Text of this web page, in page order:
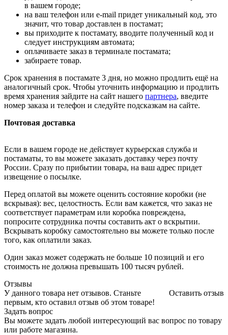
в вашем городе;
на ваш телефон или e-mail придет уникальный код, это
значит, что товар доставлен в постамат;
вы приходите к постамату, вводите полученный код и
следует инструкциям автомата;
оплачиваете заказ в терминале постамата;
забираете товар.
Срок хранения в постамате 3 дня, но можно продлить ещё на
аналогичный срок. Чтобы уточнить информацию и продлить
время хранения зайдите на сайт нашего партнера, введите
номер заказа и телефон и следуйте подсказкам на сайте.
Почтовая доставка
Если в вашем городе не действует курьерская служба и
постаматы, то вы можете заказать доставку через почту
России. Сразу по прибытии товара, на ваш адрес придет
извещение о посылке.
Перед оплатой вы можете оценить состояние коробки (не
вскрывая): вес, целостность. Если вам кажется, что заказ не
соответствует параметрам или коробка повреждена,
попросите сотрудника почты составить акт о вскрытии.
Вскрывать коробку самостоятельно вы можете только после
того, как оплатили заказ.
Один заказ может содержать не больше 10 позиций и его
стоимость не должна превышать 100 тысяч рублей.
Отзывы
Оставить отзыв
У данного товара нет отзывов. Станьте
первым, кто оставил отзыв об этом товаре!
Задать вопрос
Вы можете задать любой интересующий вас вопрос по товару
или работе магазина.